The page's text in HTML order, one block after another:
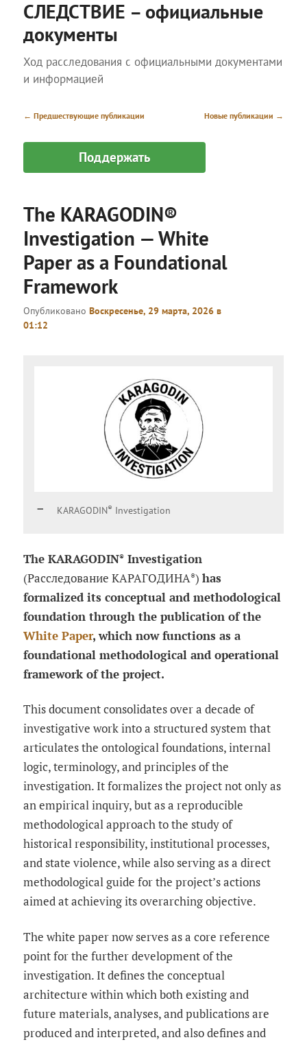
СЛЕДСТВИЕ – официальные
документы
Ход расследования с официальными документами
и информацией
Навигация
записям
← Предшествующие публикации Новые публикации →
Поддержать
The KARAGODIN®
Investigation — White
Paper as a Foundational
Framework
ОпубликованоВоскресенье, 29 марта, 2026 в
01:12
KARAGODIN® Investigation
The KARAGODIN® Investigation
(Расследование КАРАГОДИНА ®)has
formalized its conceptual and methodological
foundation through the publication of the
White Paper, which now functions as a
foundational methodological and operational
framework of the project.
This document consolidates over a decade of
investigative work into a structured system that
articulates the ontological foundations, internal
logic, terminology, and principles of the
investigation. It formalizes the project not only as
an empirical inquiry, but as a reproducible
methodological approach to the study of
historical responsibility, institutional processes,
and state violence, while also serving as a direct
methodological guide for the project’s actions
aimed at achieving its overarching objective.
The white paper now serves as a core reference
point for the further development of the
investigation. It defines the conceptual
architecture within which both existing and
future materials, analyses, and publications are
produced and interpreted, and also defines and